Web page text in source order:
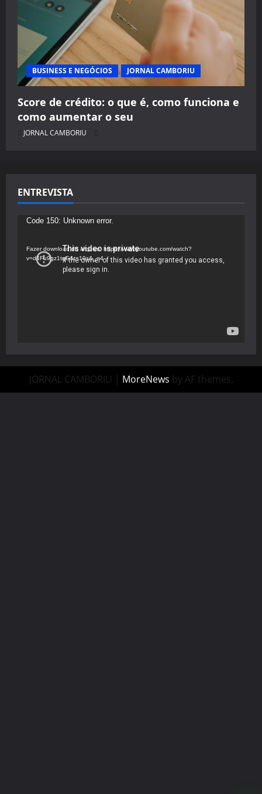
BUSINESS E NEGÓCIOS JORNAL CAMBORIU
Score de crédito: o que é, como funciona e
como aumentar o seu
JORNAL CAMBORIU
ENTREVISTA
Tocador
vídeo
Code 150: Unknown error.
Fazer download do arquivo: https://www.youtube.com/watch?
v=d4Fu9gz1tqE&t=19s&_=4
JORNAL CAMBORIU | MoreNews by AF themes.